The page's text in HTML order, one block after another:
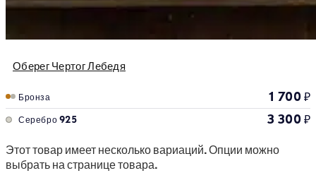
Оберег Чертог Лебедя
Бронза 1 700₽
Серебро 925 3 300₽
Этот товар имеет несколько вариаций. Опции можно
выбрать на странице товара.